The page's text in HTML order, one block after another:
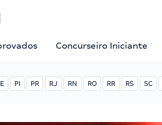
Concurseiro Iniciante
PI PR RJ RN RO RR RS SC